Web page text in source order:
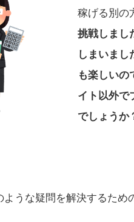
稼げる別の
挑戦しまし
しまいまし
も楽しいの
イト以外で
でしょうか
うな疑問を解決するため